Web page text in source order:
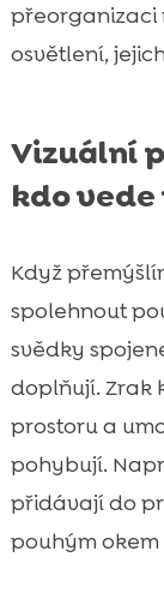
přeorganizaci
osvětlení,
Vizuální
kdo
Když
spolehnout
svědky
doplňují. Zrak
prostoru a
pohybují.
přidávají do
pouhým okem